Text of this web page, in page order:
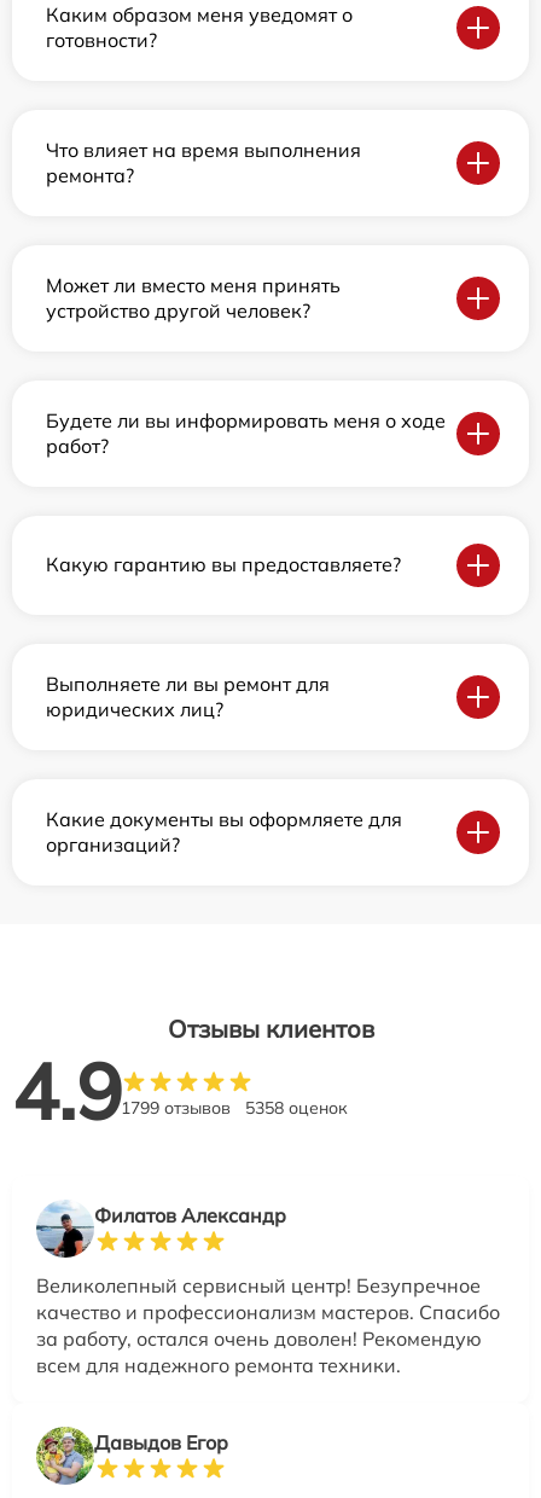
Каким образом меня уведомят о
готовности?
Что влияет на время выполнения
ремонта?
Может ли вместо меня принять
устройство другой человек?
Будете ли вы информировать меня о ходе
работ?
Какую гарантию вы предоставляете?
Выполняете ли вы ремонт для
юридических лиц?
Какие документы вы оформляете для
организаций?
Отзывы клиентов
4.91799 отзывов 5358 оценок
Филатов Александр
Великолепный сервисный центр! Безупречное
качество и профессионализм мастеров. Спасибо
за работу, остался очень доволен! Рекомендую
всем для надежного ремонта техники.
Давыдов Егор